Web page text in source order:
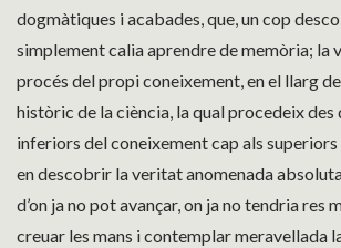
dogmàtiques i acabades, que, un cop
simplement calia aprendre de memòria; la
procés del propi coneixement, en el llarg
històric de la ciència, la qual procedeix des
inferiors del coneixement cap als superiors
en descobrir la veritat anomenada
d’on ja no pot avançar, on ja no tendria res
creuar les mans i contemplar meravellada